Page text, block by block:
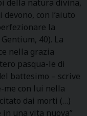
della natura divina,
con l’aiuto
la
40). La
nella grazia
pasqua-le di
battesimo – scrive
me con lui nella
dai morti (…)
una vita nuova”